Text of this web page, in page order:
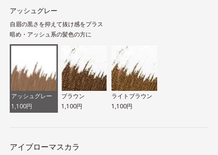
アッシュグレー
自眉の黒さを抑えて抜け感をプラス
暗め・アッシュ系の髪色の方に
アッシュグレー
1,100円
ブラウン
1,100円
ライトブラウン
1,100円
アイブローマスカラ